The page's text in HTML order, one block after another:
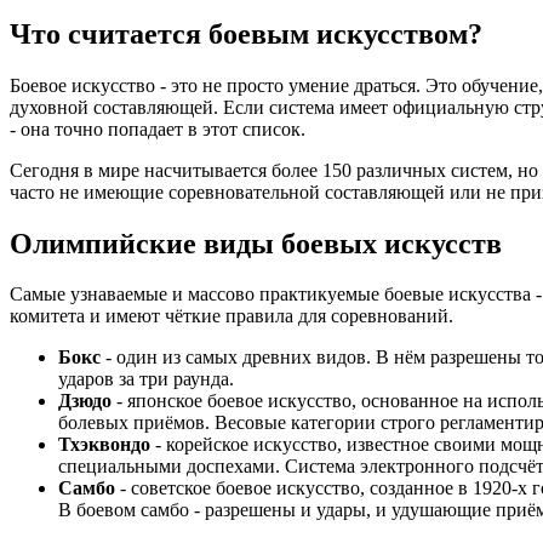
Что считается боевым искусством?
Боевое искусство - это не просто умение драться. Это
духовной составляющей. Если система имеет официальную
- она точно попадает в этот список.
Сегодня в мире насчитывается более 150 различных систем,
часто не имеющие соревновательной составляющей или не
Олимпийские виды боевых искусств
Самые узнаваемые и массово практикуемые боевые
комитета и имеют чёткие правила для соревнований.
Бокс - один из самых древних видов. В нём разрешены
ударов за три раунда.
Дзюдо - японское боевое искусство, основанное на
болевых приёмов. Весовые категории строго
Тхэквондо - корейское искусство, известное своими
специальными доспехами. Система электронного
Самбо - советское боевое искусство, созданное в
В боевом самбо - разрешены и удары, и удушающие